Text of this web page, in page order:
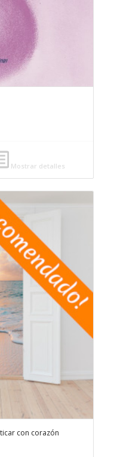
Mostrar detalles
con corazón